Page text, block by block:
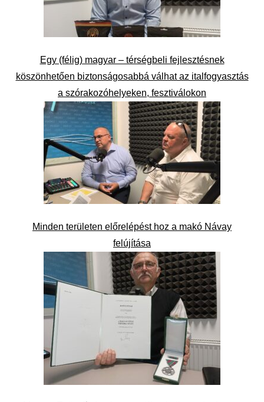
Egy (félig) magyar – térségbeli fejlesztésnek
köszönhetően biztonságosabbá válhat az italfogyasztás
a szórakozóhelyeken, fesztiválokon
Minden területen előrelépést hoz a makó Návay
felújítása